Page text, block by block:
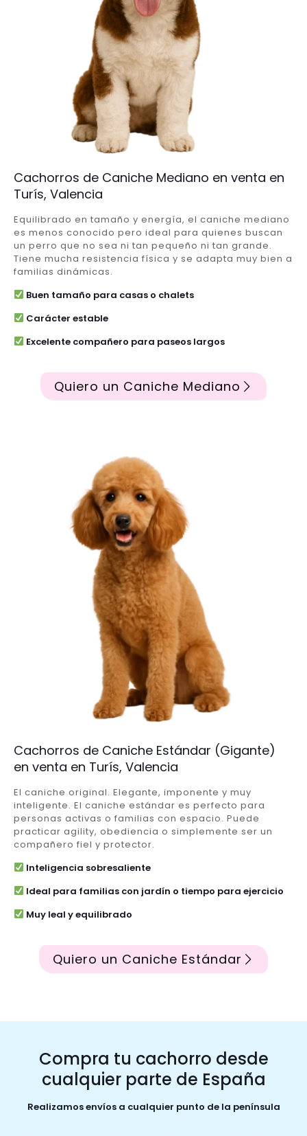
Cachorros de Caniche Mediano en venta en
Turís, Valencia
Equilibrado en tamaño y energía, el caniche mediano
es menos conocido pero ideal para quienes buscan
un perro que no sea ni tan pequeño ni tan grande.
Tiene mucha resistencia física y se adapta muy bien a
familias dinámicas.
Buen tamaño para casas o chalets
Carácter estable
Excelente compañero para paseos largos
Quiero un Caniche Mediano
Cachorros de Caniche Estándar (Gigante)
en venta en Turís, Valencia
El caniche original. Elegante, imponente y muy
inteligente. El caniche estándar es perfecto para
personas activas o familias con espacio. Puede
practicar agility, obediencia o simplemente ser un
compañero fiel y protector.
Inteligencia sobresaliente
Ideal para familias con jardín o tiempo para ejercicio
Muy leal y equilibrado
Quiero un Caniche Estándar
Compra tu cachorro desde
cualquier parte de España
Realizamos envíos a cualquier punto de la península